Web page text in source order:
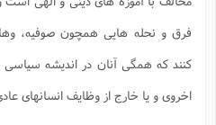
فرق و نحله هایی همچون صوفیه،
کنند که همگی آنان در اندیشه
اخروی و یا خارج از وظایف انسانهای